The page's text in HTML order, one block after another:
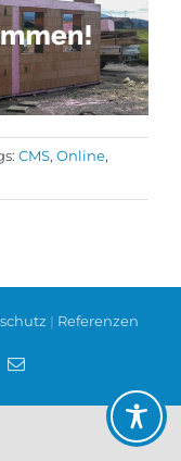
CMS, Online,
| Referenzen
E-